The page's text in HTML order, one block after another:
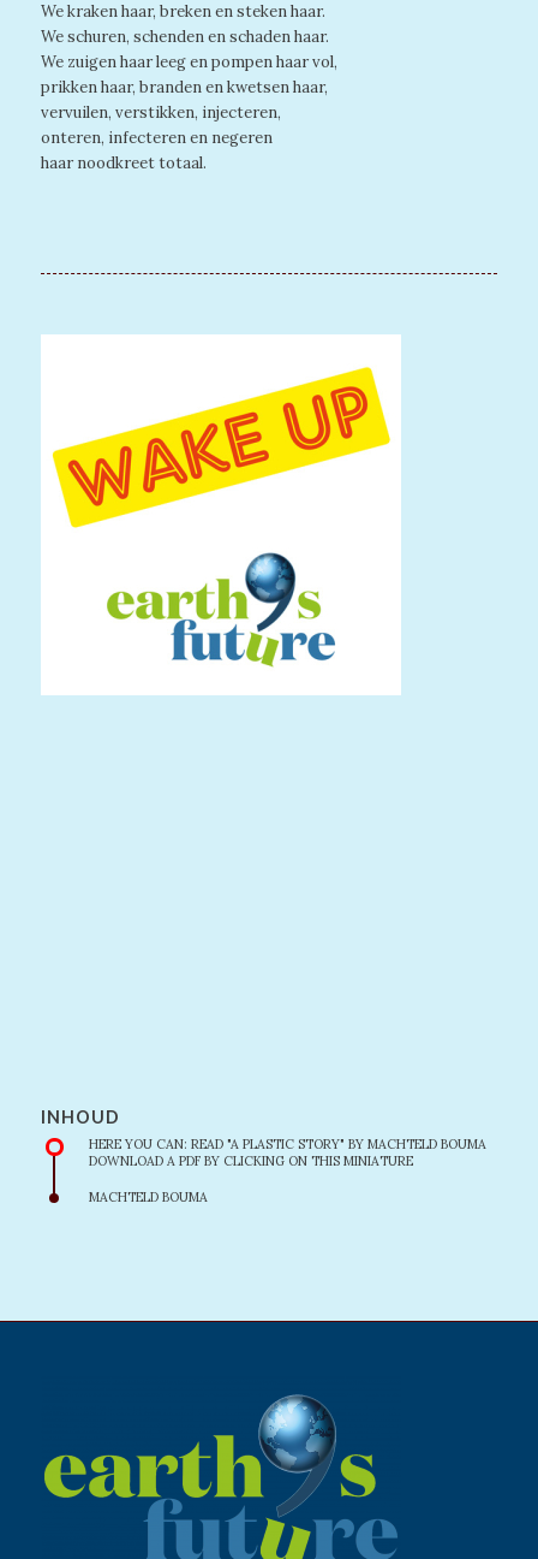
We kraken haar, breken en steken haar.
We schuren, schenden en schaden haar.
We zuigen haar leeg en pompen haar vol,
prikken haar, branden en kwetsen haar,
vervuilen, verstikken, injecteren,
onteren, infecteren en negeren
haar noodkreet totaal.
INHOUD
HERE YOU CAN: READ "A PLASTIC STORY" BY MACHTELD BOUMA
DOWNLOAD A PDF BY CLICKING ON THIS MINIATURE
MACHTELD BOUMA